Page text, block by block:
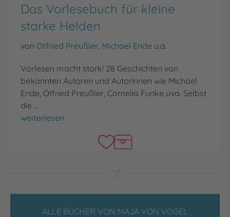
Das Vorlesebuch für kleine
starke Helden
von Otfried Preußler Michael Ende u.a.
Vorlesen macht stark! 28 Geschichten von
bekannten Autoren und Autorinnen wie Michael
Ende, Otfried Preußler, Cornelia Funke uva. Selbst
die …
Das Vorlesebuch für kleine starke Helden
weiterlesen
ALLE BÜCHER VON MAJA VON VOGEL